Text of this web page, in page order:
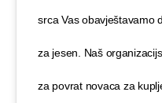
srca Vas obavještavamo
za jesen. Naš
za povrat novaca za